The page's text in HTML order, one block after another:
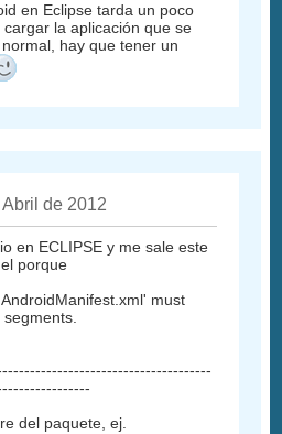
en Eclipse tarda un poco
la aplicación que se
hay que tener un
de 2012
en ECLIPSE y me sale este
porque
must
del paquete, ej.